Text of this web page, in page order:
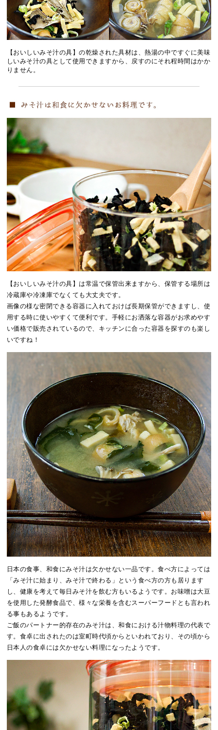
【おいしいみそ汁の具】の乾燥された具材は、熱湯の中ですぐに美味
しいみそ汁の具として使用できますから、戻すのにそれ程時間はかか
りません。
【おいしいみそ汁の具】は常温で保管出来ますから、保管する場所は
冷蔵庫や冷凍庫でなくても大丈夫です。
画像の様な密閉できる容器に入れておけば長期保管ができますし、使
用する時に使いやすくて便利です。手軽にお洒落な容器がお求めやす
い価格で販売されているので、キッチンに合った容器を探すのも楽し
いですね！
日本の食事、和食にみそ汁は欠かせない一品です。食べ方によっては
「みそ汁に始まり、みそ汁で終わる」という食べ方の方も居ります
し、健康を考えて毎日みそ汁を飲む方もいるようです。お味噌は大豆
を使用した発酵食品で、様々な栄養を含むスーパーフードとも言われ
る事もあるようです。
ご飯のパートナー的存在のみそ汁は、和食における汁物料理の代表で
す。食卓に出されたのは室町時代頃からといわれており、その頃から
日本人の食卓には欠かせない料理になったようです。